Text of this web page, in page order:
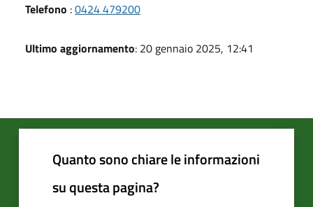
Telefono :0424 479200
Ultimo aggiornamento: 20 gennaio 2025, 12:41
Quanto sono chiare le informazioni
su questa pagina?